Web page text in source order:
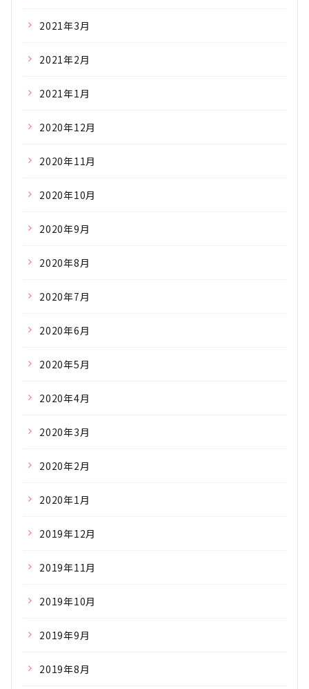
2021年3月
2021年2月
2021年1月
2020年12月
2020年11月
2020年10月
2020年9月
2020年8月
2020年7月
2020年6月
2020年5月
2020年4月
2020年3月
2020年2月
2020年1月
2019年12月
2019年11月
2019年10月
2019年9月
2019年8月